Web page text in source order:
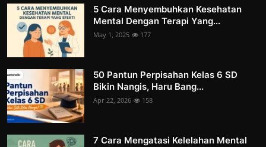
5 Cara Menyembuhkan Kesehatan
Mental Dengan Terapi Yang...
May 1, 2025 177
50 Pantun Perpisahan Kelas 6 SD
Bikin Nangis, Haru Bang...
Apr 22, 2026 158
7 Cara Mengatasi Kelelahan Mental